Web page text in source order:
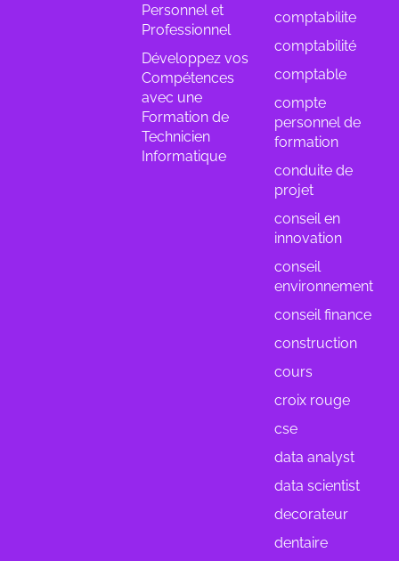
Personnel et
Professionnel
Développez vos
Compétences
avec une
Formation de
Technicien
Informatique
comptabilite
comptabilité
comptable
compte
personnel de
formation
conduite de
projet
conseil en
innovation
conseil
environnement
conseil finance
construction
cours
croix rouge
cse
data analyst
data scientist
decorateur
dentaire